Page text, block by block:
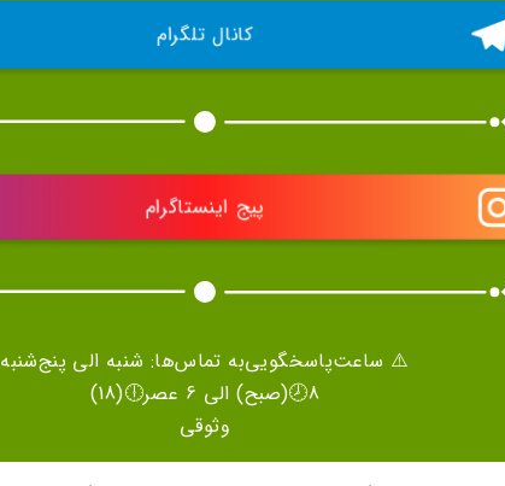
کانال تلگرام
پیج اینستاگرام
⚠️ ساعت‌پاسخگویی‌به تماس‌ها: شنبه الی پنج‌شنبه
8🕗(صبح) الی 6 عصر🕕(18)
وثوقی